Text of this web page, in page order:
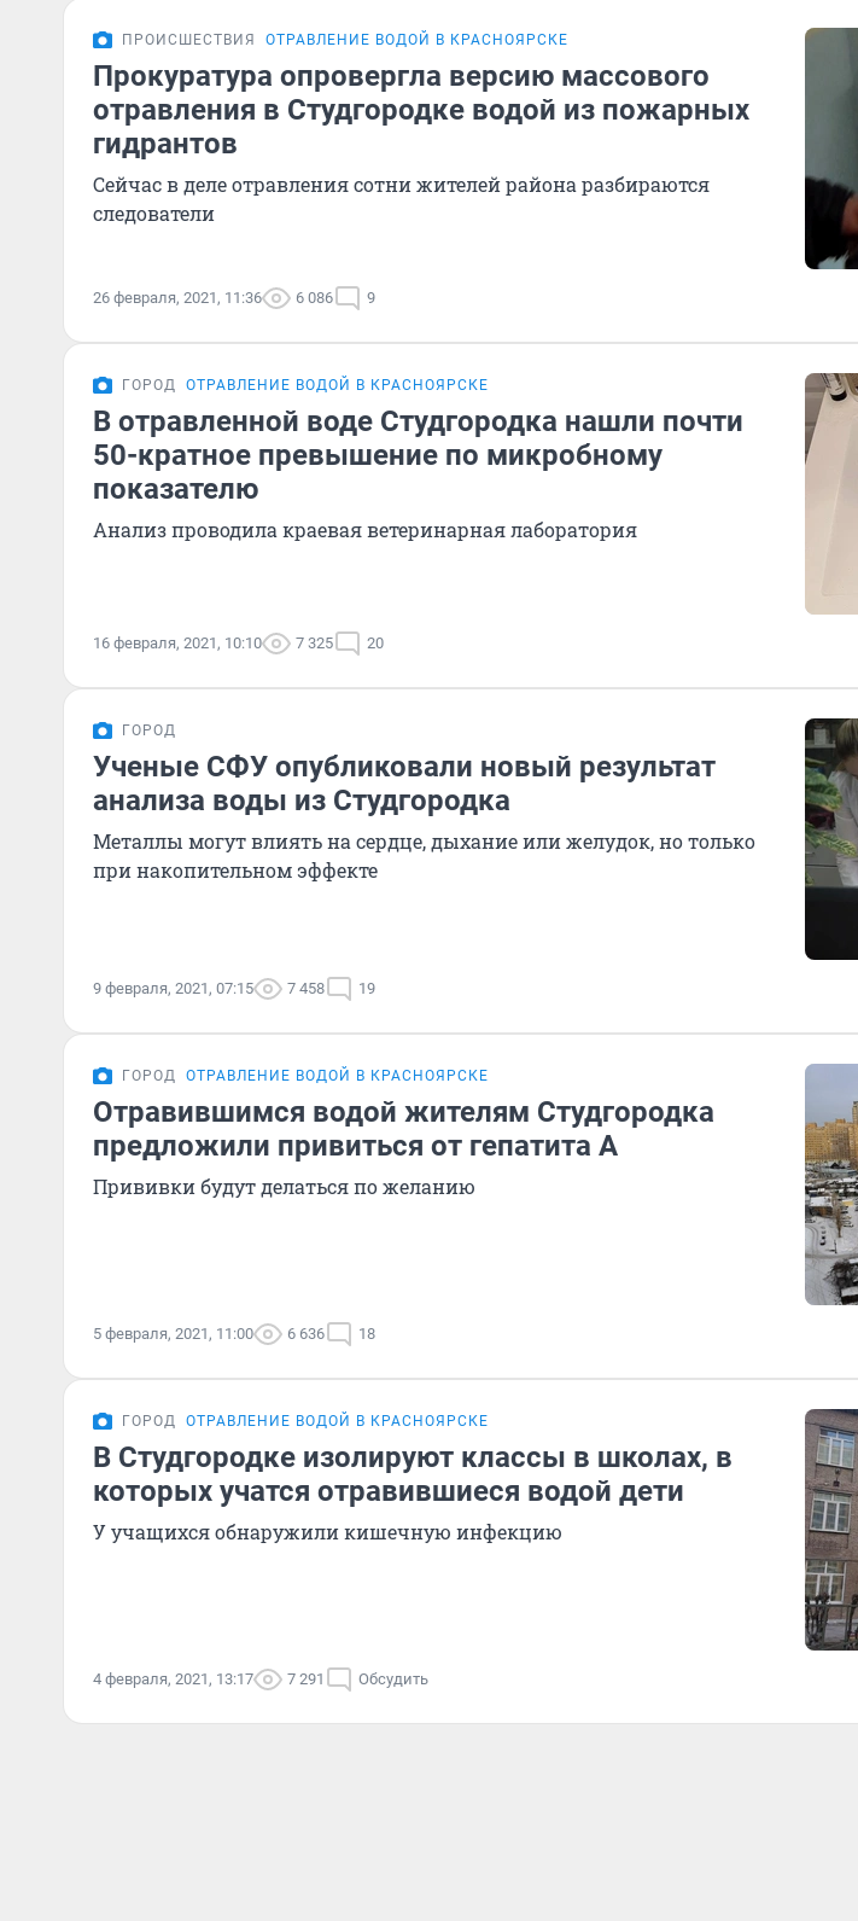
ПРОИСШЕСТВИЯ ОТРАВЛЕНИЕ ВОДОЙ В КРАСНОЯРСКЕ
Прокуратура опровергла версию массового
отравления в Студгородке водой из пожарных
гидрантов
Сейчас в деле отравления сотни жителей района разбираются
следователи
26 февраля, 2021, 11:36 6 086 9
ГОРОД ОТРАВЛЕНИЕ ВОДОЙ В КРАСНОЯРСКЕ
В отравленной воде Студгородка нашли почти
50-кратное превышение по микробному
показателю
Анализ проводила краевая ветеринарная лаборатория
16 февраля, 2021, 10:10 7 325 20
ГОРОД
Ученые СФУ опубликовали новый результат
анализа воды из Студгородка
Металлы могут влиять на сердце, дыхание или желудок, но только
при накопительном эффекте
9 февраля, 2021, 07:15 7 458 19
ГОРОД ОТРАВЛЕНИЕ ВОДОЙ В КРАСНОЯРСКЕ
Отравившимся водой жителям Студгородка
предложили привиться от гепатита А
Прививки будут делаться по желанию
5 февраля, 2021, 11:00 6 636 18
ГОРОД ОТРАВЛЕНИЕ ВОДОЙ В КРАСНОЯРСКЕ
В Студгородке изолируют классы в школах, в
которых учатся отравившиеся водой дети
У учащихся обнаружили кишечную инфекцию
4 февраля, 2021, 13:17 7 291 Обсудить